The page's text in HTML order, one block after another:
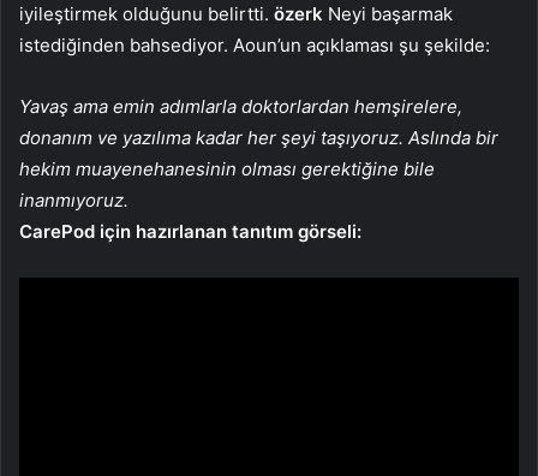
iyileştirmek olduğunu belirtti. özerk Neyi başarmak
istediğinden bahsediyor. Aoun’un açıklaması şu şekilde:
Yavaş ama emin adımlarla doktorlardan hemşirelere,
donanım ve yazılıma kadar her şeyi taşıyoruz. Aslında bir
hekim muayenehanesinin olması gerektiğine bile
inanmıyoruz.
CarePod için hazırlanan tanıtım görseli: